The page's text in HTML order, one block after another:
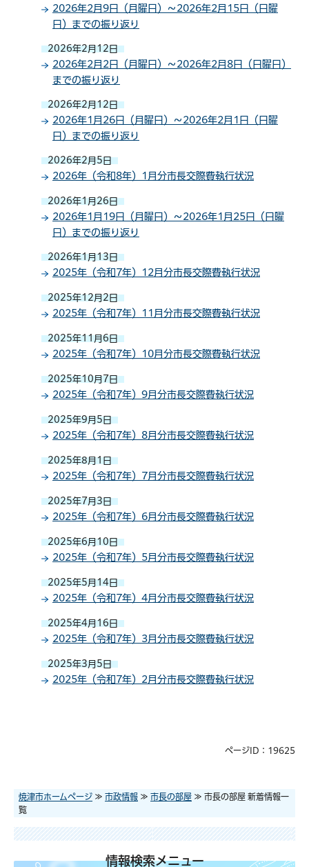
2026年2月9日（月曜日）～2026年2月15日（日曜
日）までの振り返り
2026年2月12日
2026年2月2日（月曜日）～2026年2月8日（日曜日）
までの振り返り
2026年2月12日
2026年1月26日（月曜日）～2026年2月1日（日曜
日）までの振り返り
2026年2月5日
2026年（令和8年）1月分市長交際費執行状況
2026年1月26日
2026年1月19日（月曜日）～2026年1月25日（日曜
日）までの振り返り
2026年1月13日
2025年（令和7年）12月分市長交際費執行状況
2025年12月2日
2025年（令和7年）11月分市長交際費執行状況
2025年11月6日
2025年（令和7年）10月分市長交際費執行状況
2025年10月7日
2025年（令和7年）9月分市長交際費執行状況
2025年9月5日
2025年（令和7年）8月分市長交際費執行状況
2025年8月1日
2025年（令和7年）7月分市長交際費執行状況
2025年7月3日
2025年（令和7年）6月分市長交際費執行状況
2025年6月10日
2025年（令和7年）5月分市長交際費執行状況
2025年5月14日
2025年（令和7年）4月分市長交際費執行状況
2025年4月16日
2025年（令和7年）3月分市長交際費執行状況
2025年3月5日
2025年（令和7年）2月分市長交際費執行状況
ページID：19625
焼津市ホームページ ≫ 市政情報 ≫ 市長の部屋 ≫ 市長の部屋 新着情報一
覧
情報検索メニュー